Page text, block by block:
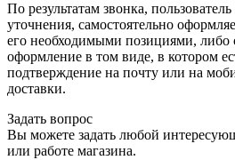
По результатам звонка,
уточнения, самостоятельно
его необходимыми позициями, либо
оформление в том виде, в котором
подтверждение на почту или на
доставки.
Задать вопрос
Вы можете задать любой
или работе магазина.